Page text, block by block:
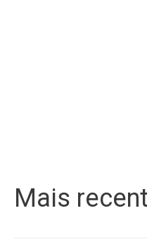
Mais